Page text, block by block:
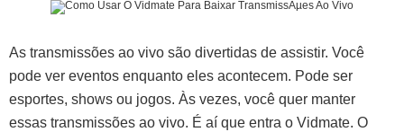
As transmissões ao vivo são divertidas de assistir. Você
pode ver eventos enquanto eles acontecem. Pode ser
esportes, shows ou jogos. Às vezes, você quer manter
essas transmissões ao vivo. É aí que entra o Vidmate. O